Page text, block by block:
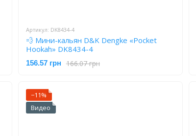
Артикул: DK8434-4
💨 Мини-кальян D&K Dengke «Pocket
Hookah» DK8434-4
166.07 грн
156.57 грн
−11%
Видео